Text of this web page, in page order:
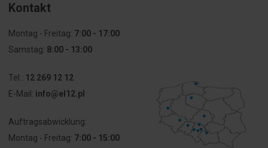
Kontakt
Montag - Freitag: 7:00 - 17:00
Samstag: 8:00 - 13:00
Tel.: 12 269 12 12
E-Mail: info@el12.pl
Auftragsabwicklung:
Montag - Freitag: 7:00 - 15:00